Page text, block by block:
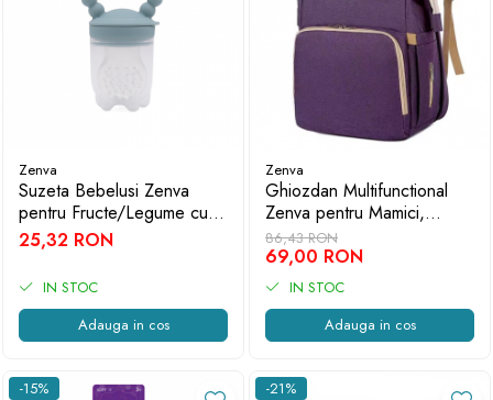
Zenva
Suzeta Bebelusi Zenva
pentru Fructe/Legume cu
Maner Silicon, Albastru
25,32 RON
IN STOC
Adauga in cos
Zenva
Ghiozdan Multifunctional
Zenva pentru Mamici,
Bebelusi si Copii, Patut
Extensibil, Impermeabil,
Prindere Carucior, Mov
86,43 RON
69,00 RON
IN STOC
Adauga in cos
-15% -21%